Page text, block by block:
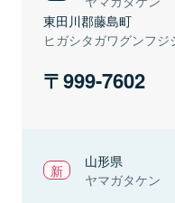
東田川郡藤島町
ヒガシタガワグンフジ
999-7602
山形県
ヤマガタケン